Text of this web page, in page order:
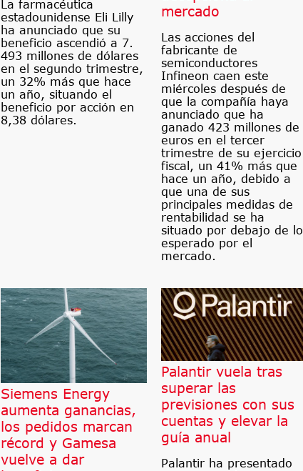
La farmacéutica
estadounidense Eli Lilly
ha anunciado que su
beneficio ascendió a 7.
493 millones de dólares
en el segundo trimestre,
un 32% más que hace
un año, situando el
beneficio por acción en
8,38 dólares.
mercado
Las acciones del
fabricante de
semiconductores
Infineon caen este
miércoles después de
que la compañía haya
anunciado que ha
ganado 423 millones de
euros en el tercer
trimestre de su ejercicio
fiscal, un 41% más que
hace un año, debido a
que una de sus
principales medidas de
rentabilidad se ha
situado por debajo de lo
esperado por el
mercado.
Siemens Energy
aumenta ganancias,
los pedidos marcan
récord y Gamesa
vuelve a dar
Palantir vuela tras
superar las
previsiones con sus
cuentas y elevar la
guía anual
Palantir ha presentado